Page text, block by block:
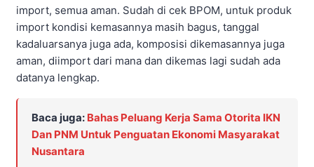
import, semua aman. Sudah di cek BPOM, untuk produk
import kondisi kemasannya masih bagus, tanggal
kadaluarsanya juga ada, komposisi dikemasannya juga
aman, diimport dari mana dan dikemas lagi sudah ada
datanya lengkap.
Baca juga: Bahas Peluang Kerja Sama Otorita IKN
Dan PNM Untuk Penguatan Ekonomi Masyarakat
Nusantara